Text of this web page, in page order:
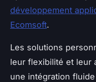
développement
Ecomsoft.
Les solutions
leur flexibilité et leur
une intégration